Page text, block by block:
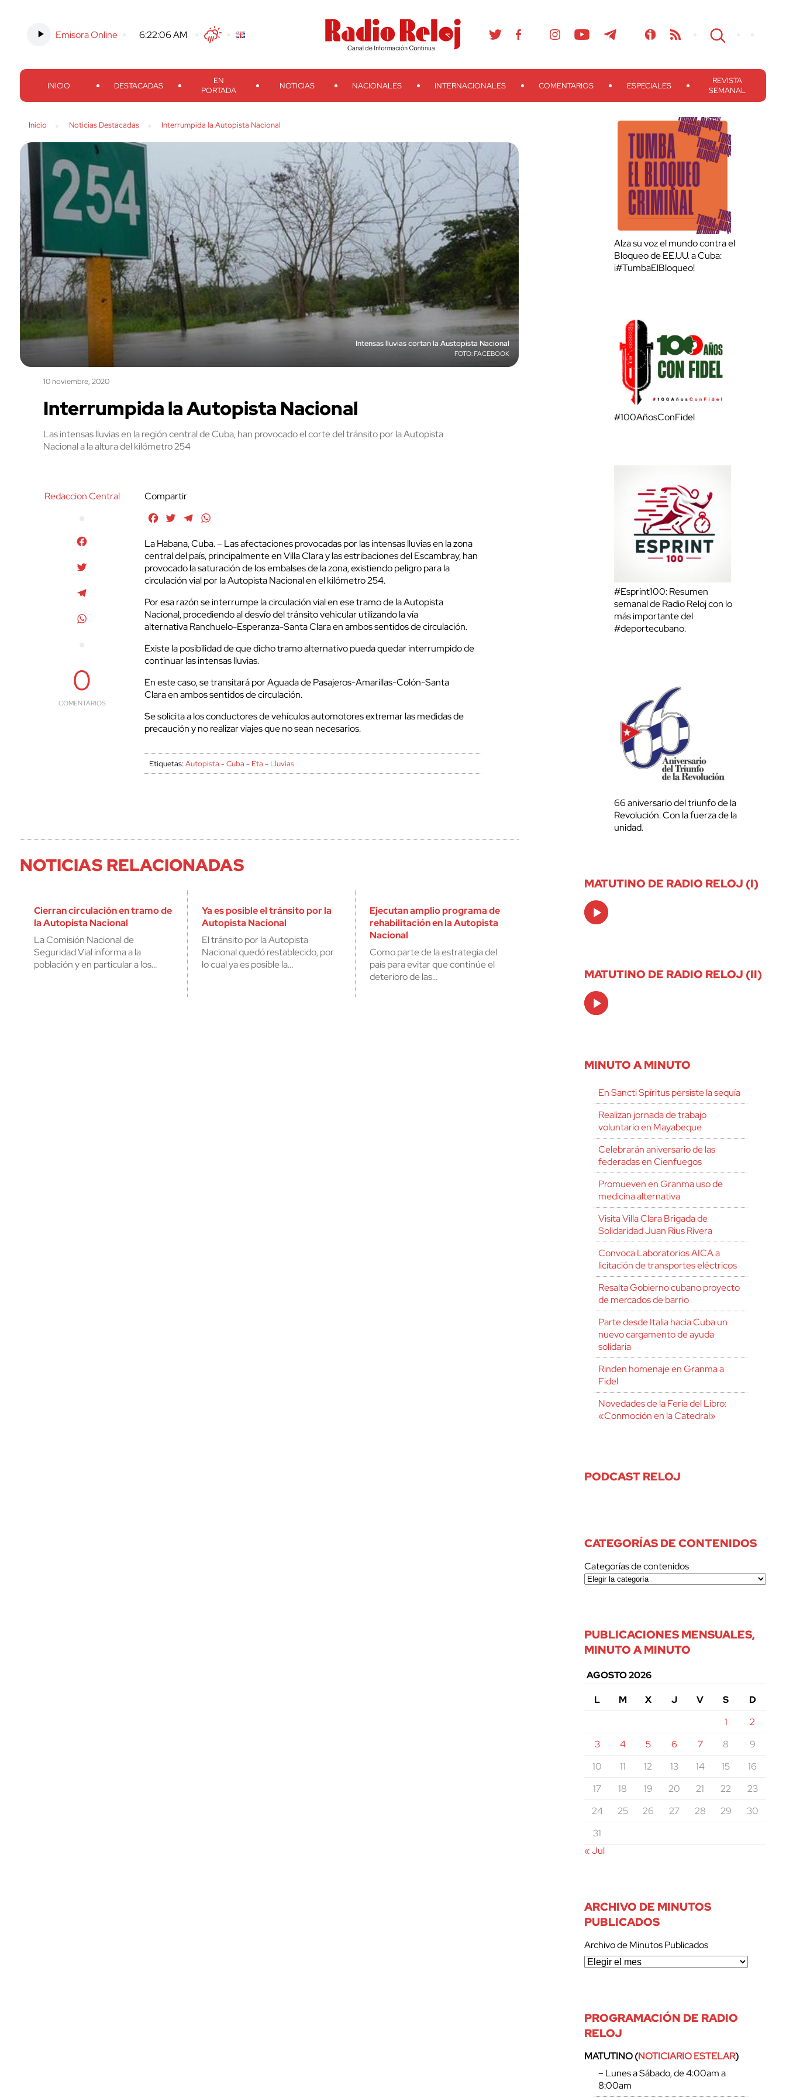
Emisora Online -6:22:07 AM TwitterFacebook
Threads
Instagram TelegramTeveo Ivoox RSS Search
INICIO DESTACADAS
EN
PORTADA
NOTICIAS NACIONALES INTERNACIONALES COMENTARIOS ESPECIALES
REVISTA
SEMANAL
Inicio Noticias Destacadas Interrumpida la Autopista Nacional
Intensas lluvias cortan la Austopista Nacional
FACEBOOK
10 noviembre, 2020
Interrumpida la Autopista Nacional
Las intensas lluvias en la región central de Cuba, han provocado el corte del tránsito por la Autopista
Nacional a la altura del kilómetro 254
Redaccion Central
0
COMENTARIOS
Compartir
FacebookTwitterTelegram
La Habana, Cuba. – Las afectaciones provocadas por las intensas lluvias en la zona
central del país, principalmente en Villa Clara y las estribaciones del Escambray, han
provocado la saturación de los embalses de la zona, existiendo peligro para la
circulación vial por la Autopista Nacional en el kilómetro 254.
Por esa razón se interrumpe la circulación vial en ese tramo de la Autopista
Nacional, procediendo al desvío del tránsito vehicular utilizando la vía
alternativa Ranchuelo-Esperanza-Santa Clara en ambos sentidos de circulación.
Existe la posibilidad de que dicho tramo alternativo pueda quedar interrumpido de
continuar las intensas lluvias.
En este caso, se transitará por Aguada de Pasajeros-Amarillas-Colón-Santa
Clara en ambos sentidos de circulación.
Se solicita a los conductores de vehículos automotores extremar las medidas de
precaución y no realizar viajes que no sean necesarios.
Etiquetas:Autopista -Cuba - Eta - Lluvias
NOTICIAS RELACIONADAS
Cierran circulación en tramo de
la Autopista Nacional
La Comisión Nacional de
Seguridad Vial informa a la
población y en particular a los…
Ya es posible el tránsito por la
Autopista Nacional
El tránsito por la Autopista
Nacional quedó restablecido, por
lo cual ya es posible la…
Ejecutan amplio programa de
rehabilitación en la Autopista
Nacional
Como parte de la estrategia del
país para evitar que continúe el
deterioro de las…
Alza su voz el mundo contra el
Bloqueo de EE.UU. a Cuba:
¡#TumbaElBloqueo!
#100AñosConFidel
#Esprint100: Resumen
semanal de Radio Reloj con lo
más importante del
#deportecubano.
66 aniversario del triunfo de la
Revolución. Con la fuerza de la
unidad.
MATUTINO DE RADIO RELOJ (I)
Audio
Player
MATUTINO DE RADIO RELOJ (II)
Audio
Player
MINUTO A MINUTO
En Sancti Spíritus persiste la sequía
Realizan jornada de trabajo
voluntario en Mayabeque
Celebrarán aniversario de las
federadas en Cienfuegos
Promueven en Granma uso de
medicina alternativa
Visita Villa Clara Brigada de
Solidaridad Juan Rius Rivera
Convoca Laboratorios AICA a
licitación de transportes eléctricos
Resalta Gobierno cubano proyecto
de mercados de barrio
Parte desde Italia hacia Cuba un
nuevo cargamento de ayuda
solidaria
Rinden homenaje en Granma a
Fidel
Novedades de la Feria del Libro:
«Conmoción en la Catedral»
PODCAST RELOJ
CATEGORÍAS DE CONTENIDOS
Categorías de contenidos
PUBLICACIONES MENSUALES,
MINUTO A MINUTO
AGOSTO 2026
L
M X J V S
D
1
2
3
4 5 6 7 8
9
10
11 12 13 14 15
16
17
18 19 20 21 22
23
24
25 26 27 28 29
30
31
« Jul
ARCHIVO DE MINUTOS
PUBLICADOS
Archivo de Minutos Publicados
PROGRAMACIÓN DE RADIO
RELOJ
MATUTINO (NOTICIARIO ESTELAR)
– Lunes a Sábado, de 4:00am a
8:00am